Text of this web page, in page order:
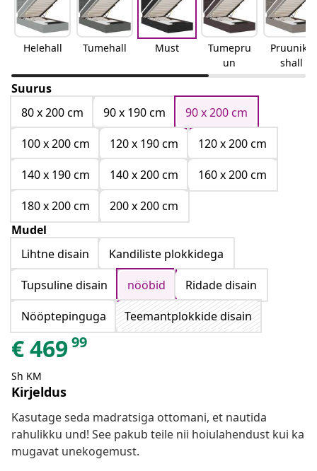
Helehall Tumehall Must
Tumepru
un
Pruunika
shall
Suurus
80 x 200 cm
90 x 190 cm
90 x 200 cm
100 x 200 cm
120 x 190 cm
120 x 200 cm
140 x 190 cm
140 x 200 cm
160 x 200 cm
180 x 200 cm
200 x 200 cm
Mudel
Lihtne disain
Kandiliste plokkidega
Tupsuline disain
nööbid
Ridade disain
Nööptepinguga
Teemantplokkide disain
€46999
Sh KM
Kirjeldus
Kasutage seda madratsiga ottomani, et nautida
rahulikku und! See pakub teile nii hoiulahendust kui ka
mugavat unekogemust.